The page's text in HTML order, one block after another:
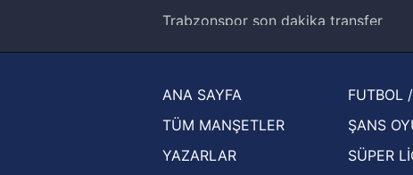
Trabzonspor son dakika transfer
Ziraat Türkiye Kupası haberleri
UEFA Şampiyonlar Ligi haberleri
UEFA Avrupa Ligi haberleri
ANA SAYFA
TÜM MANŞETLER
YAZARLAR
FUTBOL
ŞANS
SÜPER